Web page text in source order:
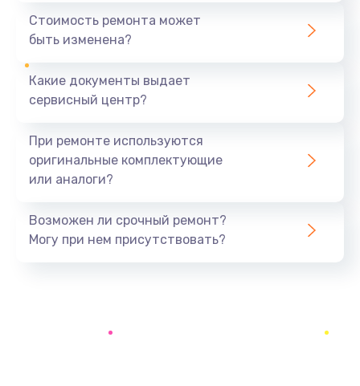
890 руб.
Восстановление данных
Замена микрофона
Заказать
Стоимость ремонта может
быть изменена?
Какие документы выдает
сервисный центр?
При ремонте используются
оригинальные комплектующие
или аналоги?
Возможен ли срочный ремонт?
Могу при нем присутствовать?